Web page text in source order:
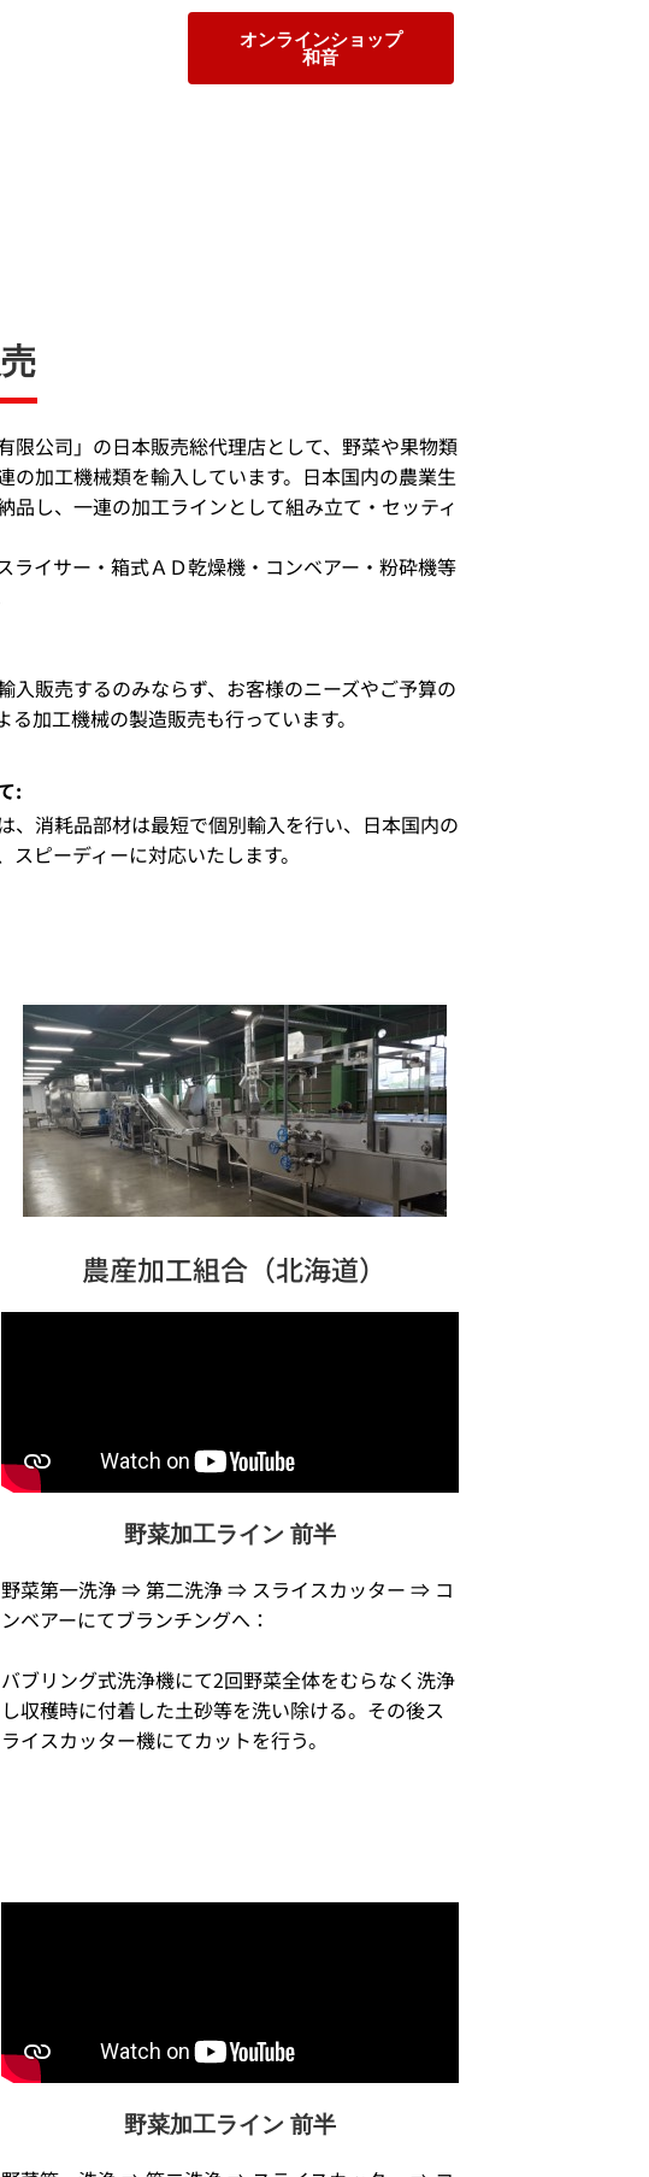
オンラインショップ
和音
限公司」の日本販売総代理店として、野菜や果物類
の加工機械類を輸入しています。日本国内の農業生
品し、一連の加工ラインとして組み立て・セッティ
ライサー・箱式ＡＤ乾燥機・コンベアー・粉砕機等
入販売するのみならず、お客様のニーズやご予算の
加工機械の製造販売も行っています。
:
、消耗品部材は最短で個別輸入を行い、日本国内の
ピーディーに対応いたします。
農産加工組合（北海道）
野菜加工ライン 前半
野菜第一洗浄 ⇒ 第二洗浄 ⇒ スライスカッター ⇒ コ
ンベアーにてブランチングへ：
バブリング式洗浄機にて2回野菜全体をむらなく洗浄
し収穫時に付着した土砂等を洗い除ける。その後ス
ライスカッター機にてカットを行う。
野菜加工ライン 前半